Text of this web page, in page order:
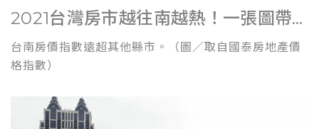
2021台灣房市越往南越熱！一張圖帶你看懂台南房價、交易量有多誇張 (風傳媒0218)
台南房價指數遠超其他縣市。（圖／取自國泰房地產價
格指數）